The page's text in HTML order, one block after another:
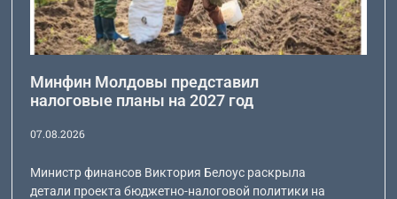
Минфин Молдовы представил
налоговые планы на 2027 год
07.08.2026
Министр финансов Виктория Белоус раскрыла
детали проекта бюджетно-налоговой политики на